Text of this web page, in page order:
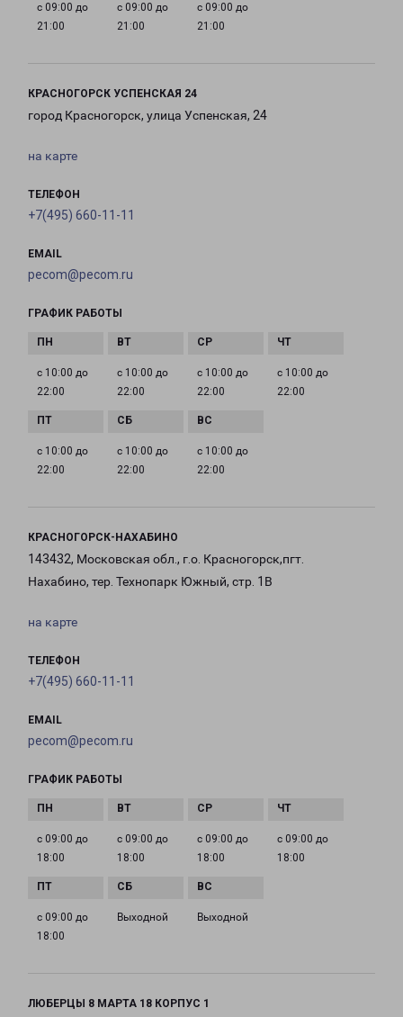
с 09:00 до
21:00
с 09:00 до
21:00
с 09:00 до
21:00
КРАСНОГОРСК УСПЕНСКАЯ 24
город Красногорск, улица Успенская, 24
на карте
ТЕЛЕФОН
+7(495) 660-11-11
EMAIL
pecom@pecom.ru
ГРАФИК РАБОТЫ
с 10:00 до
22:00
с 10:00 до
22:00
с 10:00 до
22:00
с 10:00 до
22:00
с 10:00 до
22:00
с 10:00 до
22:00
с 10:00 до
22:00
КРАСНОГОРСК-НАХАБИНО
143432, Московская обл., г.о. Красногорск,пгт.
Нахабино, тер. Технопарк Южный, стр. 1В
на карте
ТЕЛЕФОН
+7(495) 660-11-11
EMAIL
pecom@pecom.ru
ГРАФИК РАБОТЫ
с 09:00 до
18:00
с 09:00 до
18:00
с 09:00 до
18:00
с 09:00 до
18:00
с 09:00 до
18:00
Выходной Выходной
ЛЮБЕРЦЫ 8 МАРТА 18 КОРПУС 1